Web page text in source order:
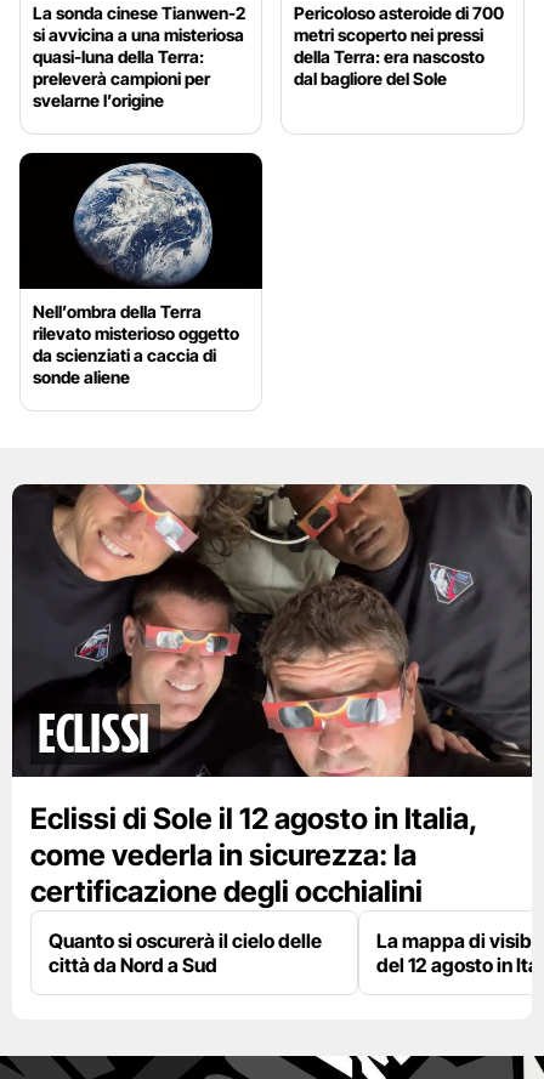
La sonda cinese Tianwen-2
si avvicina a una misteriosa
quasi-luna della Terra:
preleverà campioni per
svelarne l’origine
Pericoloso asteroide di 700
metri scoperto nei pressi
della Terra: era nascosto
dal bagliore del Sole
Nell’ombra della Terra
rilevato misterioso oggetto
da scienziati a caccia di
sonde aliene
eclissi
Eclissi di Sole il 12 agosto in Italia,
come vederla in sicurezza: la
certificazione degli occhialini
Quanto si oscurerà il cielo delle
città da Nord a Sud
La mappa di
del 12 agosto in